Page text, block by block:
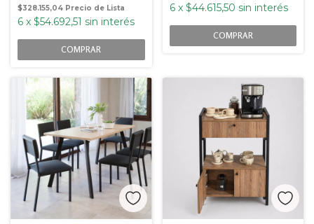
$328.155,04
6 x $54.692,51 sin interés
COMPRAR
6 x $44.615,50 sin interés
COMPRAR